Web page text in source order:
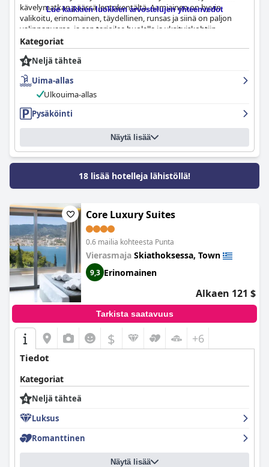
kävelymatkan päässä lentokentältä. Aamiainen on hyvin
valikoitu, erinomainen, täydellinen, runsas ja siinä on paljon
valinnanvaraa, ja sen tarjoilee huolella ja yksityiskohtiin
kiinnittäen omistajan äiti. Huoneet ovat mukavia ja tilavia, ja
niistä on upeat näkymät ympäröivälle alueelle, ja hotelli on
erittäin siisti ja hyvin hoidettu. Henkilökunta on lämmintä,
ystävällistä ja avuliasta, ja omistajat ovat erityisen ystävällisiä ja
vieraanvaraisia. Uima-allas on ihana, puhdas ja hyvin hoidettu,
ja sieltä on upeat näkymät sekä allasbaari. Pysäköintitilanne saa
sijaitsevan sijainnin vuoksi. Sängyt ovat uskomattoman
mukavia, mikä takaa hyvät yöunet, ja ulkouima-allas ja
ympäröivä puutarha saavat paljon kiitosta siisteydestään ja
uutuudestaan. Kaiken kaikkiaanTakis Studiostarjoaa lämpimän
ja vieraanvaraisen kokemuksen hyvällä vastineella rahalle.
Lue kaikkien luokkien arvostelujen yhteenvedot
Kategoriat
Neljä tähteä
Uima-allas
Ulkouima-allas
Pysäköinti
Näytä lisää
18 lisää hotelleja lähistöllä!
Core Luxury Suites
0.6 mailia kohteesta Punta
Vierasmaja Skiathoksessa, Town
9,3 Erinomainen
Alkaen 121 $
Tarkista saatavuus
$ +6
Tiedot
Kategoriat
Neljä tähteä
Luksus
Romanttinen
Näytä lisää